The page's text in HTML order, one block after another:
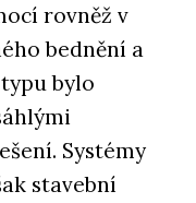
rovněž v
bednění a
bylo
Systémy
stavební